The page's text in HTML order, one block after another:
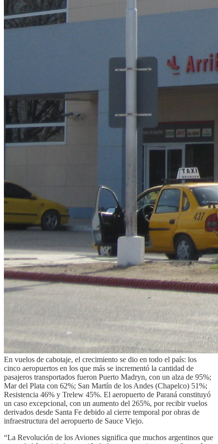
En vuelos de cabotaje, el crecimiento se dio en todo el país: los
cinco aeropuertos en los que más se incrementó la cantidad de
pasajeros transportados fueron Puerto Madryn, con un alza de 95%;
Mar del Plata con 62%; San Martín de los Andes (Chapelco) 51%;
Resistencia 46% y Trelew 45%. El aeropuerto de Paraná constituyó
un caso excepcional, con un aumento del 265%, por recibir vuelos
derivados desde Santa Fe debido al cierre temporal por obras de
infraestructura del aeropuerto de Sauce Viejo.
“La Revolución de los Aviones significa que muchos argentinos que